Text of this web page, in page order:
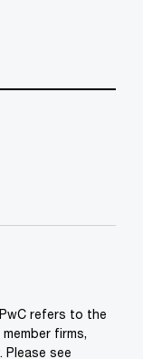
refers to the
firms,
Please see